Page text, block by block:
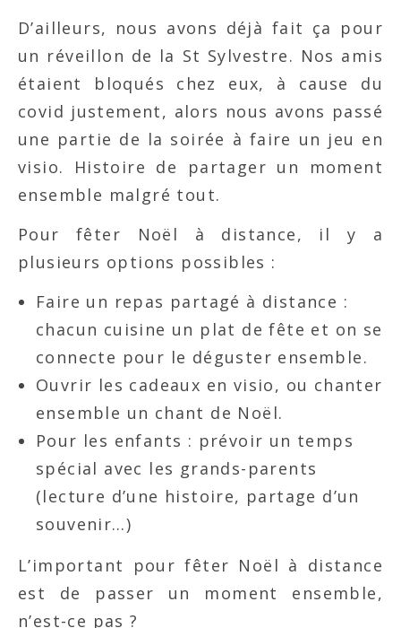
D’ailleurs, nous avons déjà fait ça pour
un réveillon de la St Sylvestre. Nos amis
étaient bloqués chez eux, à cause du
covid justement, alors nous avons passé
une partie de la soirée à faire un jeu en
visio. Histoire de partager un moment
ensemble malgré tout.
Pour fêter Noël à distance, il y a
plusieurs options possibles :
Faire un repas partagé à distance :
chacun cuisine un plat de fête et on se
connecte pour le déguster ensemble.
Ouvrir les cadeaux en visio, ou chanter
ensemble un chant de Noël.
Pour les enfants : prévoir un temps
spécial avec les grands-parents
(lecture d’une histoire, partage d’un
souvenir…)
L’important pour fêter Noël à distance
est de passer un moment ensemble,
n’est-ce pas ?